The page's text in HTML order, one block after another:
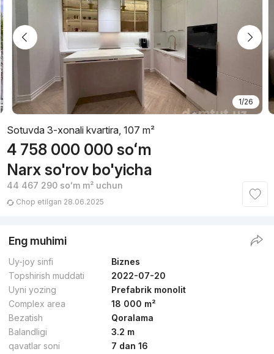
1/26
Sotuvda 3-xonali kvartira, 107 m²
4 758 000 000 soʻm
Narx so'rov bo'yicha
44 467 290 soʻmm² uchun
Chop etilgan 28.06.2025
Eng muhimi
Uy-joy sinfi
Biznes
Topshirish muddati
2022-07-20
Uyni yozing
Prefabrik monolit
Complex area
18 000 m²
Bezatish
Qoralama
Balandligi
3.2 m
qavatlar soni
7 dan 16